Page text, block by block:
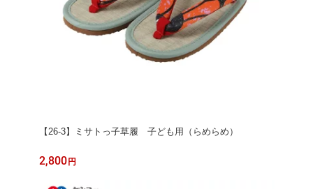
【26-3】ミサトっ子草履 子ども用（らめらめ）
2,800円